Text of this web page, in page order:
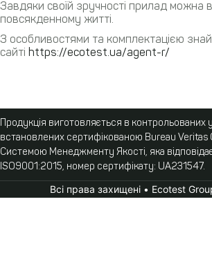
Завдяки своїй зручності прилад можна
повсякденному житті.
З особливостями та комплектацією
сайті https://ecotest.ua/agent-r/
Продукція виготовляється в контрольованих
встановлених сертифікованою Bureau
Системою Менеджменту Якості, яка
ISO9001:2015, номер сертифікату: UA231547.
Всі права захищені • Ecotest